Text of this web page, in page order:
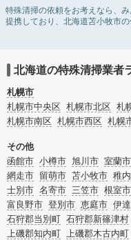
特殊清掃の依頼をお考えなら、
提携しており、北海道苫小牧市
す。孤独死・孤立死に伴う不用
リフォームによる原状回復・オ
サービスなど絞り込み条件を利用
また故人のご遺族だけでなく不
のご担当者様でも相談できます。
北海道の特殊清掃業者
札幌市
札幌市中央区 札幌市北区 札
札幌市南区 札幌市西区 札幌
その他
函館市 小樽市 旭川市 室蘭市
網走市 留萌市 苫小牧市 稚
士別市 名寄市 三笠市 根室市
富良野市 登別市 恵庭市 伊
石狩郡当別町 石狩郡新篠津村
上磯郡知内町 上磯郡木古内町